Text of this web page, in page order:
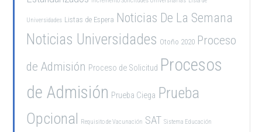
Universidades Listas de Espera Noticias De La Semana
Noticias Universidades Otoño 2020 Proceso
de Admisión Proceso de Solicitud Procesos
de Admisión Prueba Ciega Prueba
Opcional Requisito de Vacunación SAT Sistema Educación